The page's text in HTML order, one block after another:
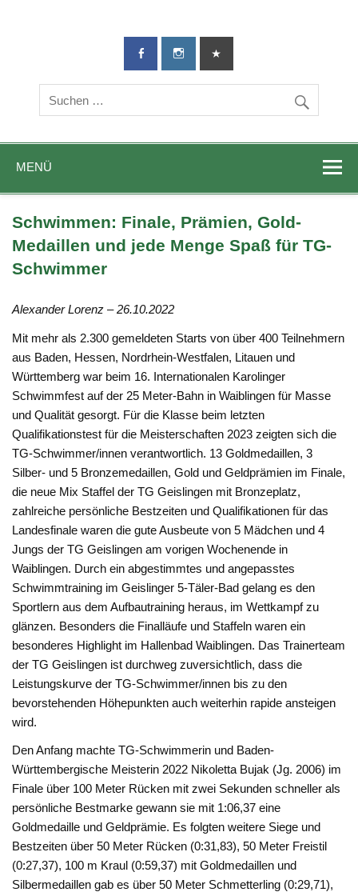
TG-Geislingen
DIE Sportadresse in Geislingen!
MENÜ
Schwimmen: Finale, Prämien, Gold-
Medaillen und jede Menge Spaß für TG-
Schwimmer
Alexander Lorenz – 26.10.2022
Mit mehr als 2.300 gemeldeten Starts von über 400 Teilnehmern
aus Baden, Hessen, Nordrhein-Westfalen, Litauen und
Württemberg war beim 16. Internationalen Karolinger
Schwimmfest auf der 25 Meter-Bahn in Waiblingen für Masse
und Qualität gesorgt. Für die Klasse beim letzten
Qualifikationstest für die Meisterschaften 2023 zeigten sich die
TG-Schwimmer/innen verantwortlich. 13 Goldmedaillen, 3
Silber- und 5 Bronzemedaillen, Gold und Geldprämien im Finale,
die neue Mix Staffel der TG Geislingen mit Bronzeplatz,
zahlreiche persönliche Bestzeiten und Qualifikationen für das
Landesfinale waren die gute Ausbeute von 5 Mädchen und 4
Jungs der TG Geislingen am vorigen Wochenende in
Waiblingen. Durch ein abgestimmtes und angepasstes
Schwimmtraining im Geislinger 5-Täler-Bad gelang es den
Sportlern aus dem Aufbautraining heraus, im Wettkampf zu
glänzen. Besonders die Finalläufe und Staffeln waren ein
besonderes Highlight im Hallenbad Waiblingen. Das Trainerteam
der TG Geislingen ist durchweg zuversichtlich, dass die
Leistungskurve der TG-Schwimmer/innen bis zu den
bevorstehenden Höhepunkten auch weiterhin rapide ansteigen
wird.
Den Anfang machte TG-Schwimmerin und Baden-
Württembergische Meisterin 2022 Nikoletta Bujak (Jg. 2006) im
Finale über 100 Meter Rücken mit zwei Sekunden schneller als
persönliche Bestmarke gewann sie mit 1:06,37 eine
Goldmedaille und Geldprämie. Es folgten weitere Siege und
Bestzeiten über 50 Meter Rücken (0:31,83), 50 Meter Freistil
(0:27,37), 100 m Kraul (0:59,37) mit Goldmedaillen und
Silbermedaillen gab es über 50 Meter Schmetterling (0:29,71),